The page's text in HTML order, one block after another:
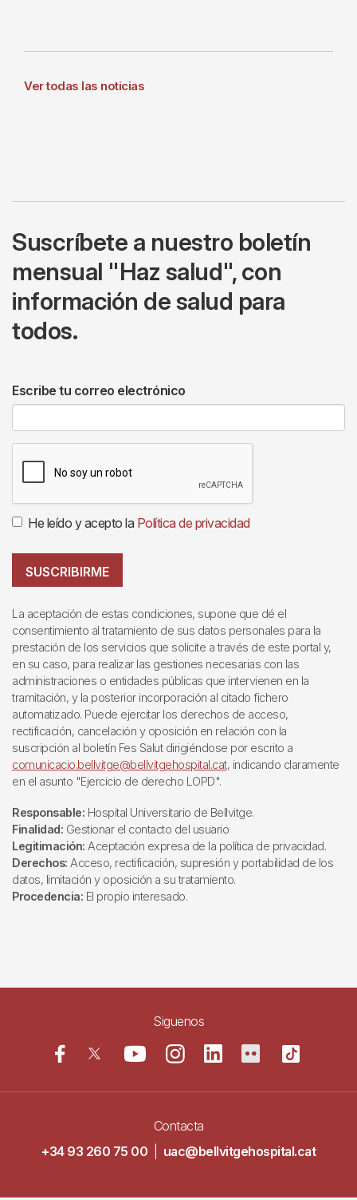
Ver todas las noticias
Suscríbete a nuestro boletín
mensual "Haz salud", con
información de salud para
todos.
Escribe tu correo electrónico
He leído y acepto la Política de privacidad
SUSCRIBIRME
La aceptación de estas condiciones, supone que dé el
consentimiento al tratamiento de sus datos personales para la
prestación de los servicios que solicite a través de este portal y,
en su caso, para realizar las gestiones necesarias con las
administraciones o entidades públicas que intervienen en la
tramitación, y la posterior incorporación al citado fichero
automatizado. Puede ejercitar los derechos de acceso,
rectificación, cancelación y oposición en relación con la
suscripción al boletín Fes Salut dirigiéndose por escrito a
comunicacio.bellvitge@bellvitgehospital.cat, indicando claramente
en el asunto "Ejercicio de derecho LOPD".
Responsable: Hospital Universitario de Bellvitge.
Finalidad: Gestionar el contacto del usuario
Legitimación: Aceptación expresa de la política de privacidad.
Derechos: Acceso, rectificación, supresión y portabilidad de los
datos, limitación y oposición a su tratamiento.
Procedencia: El propio interesado.
Siguenos
Contacta
+34 93 260 75 00
uac@bellvitgehospital.cat